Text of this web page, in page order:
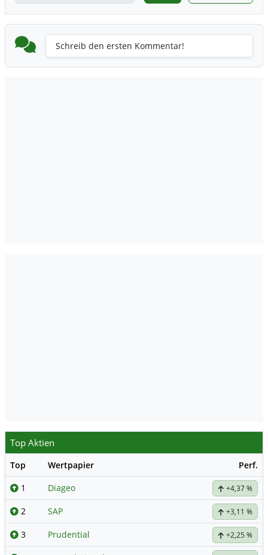
Schreib den ersten Kommentar!
Top Aktien
Top Wertpapier
Perf.
1
Diageo +4,37 %
2 SAP +3,11 %
3 Prudential +2,25 %